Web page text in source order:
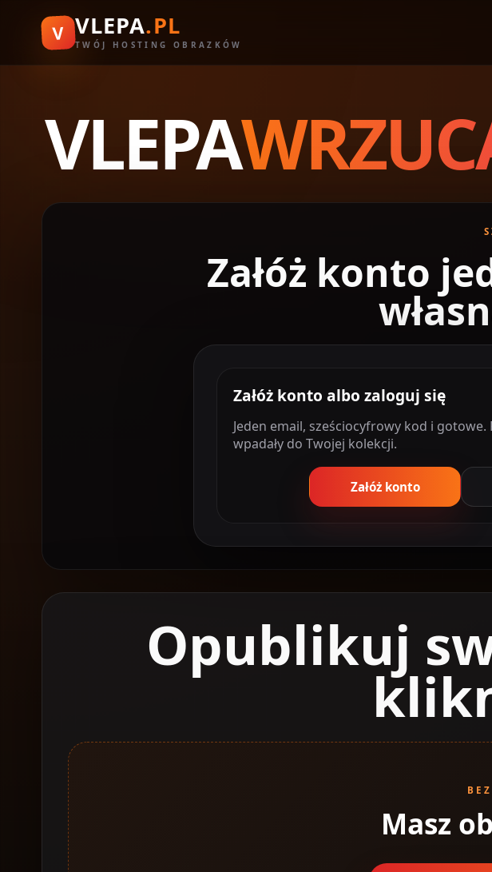
V VLEPA.PL
TWÓJ HOSTING OBRAZKÓW
VLEPA
Załóż konto
Załóż konto albo zaloguj się
Jeden email, sześciocyfrowy kod i
wpadały do Twojej kolekcji.
Załóż konto
Opublikuj
Masz